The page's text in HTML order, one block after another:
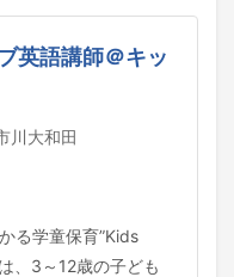
英語講師＠キッ
川大和田
る学童保育”Kids
、3～12歳の子ども